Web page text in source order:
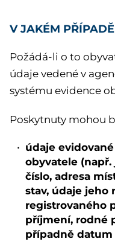
V JAKÉM
Požádá-li o to
údaje vedené v
systému evidence
Poskytnuty mohou
údaje
obyvatele
číslo, adresa
stav, údaje jeho
registrovaného
příjmení, rodné
případně datum